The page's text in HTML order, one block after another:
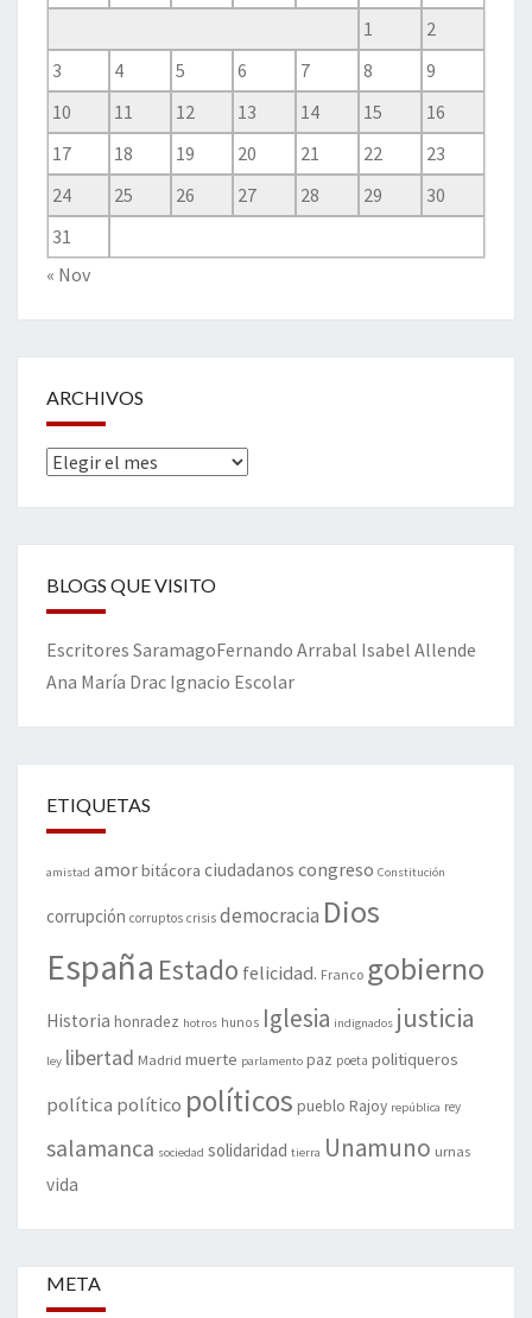
1
2
3
4 5 6 7 8
9
10
11 12 13 14 15
16
17
18 19 20 21 22
23
24
25 26 27 28 29
30
31
« Nov
ARCHIVOS
Archivos
BLOGS QUE VISITO
Escritores SaramagoFernando Arrabal Isabel Allende
Ana María Drac Ignacio Escolar
ETIQUETAS
amistad amorbitácora ciudadanos congreso Constitución
corrupción corruptos crisis democracia Dios
España Estado felicidad. Franco gobierno
Historia honradez hotros hunos Iglesia indignados justicia
ley libertad Madrid muerte parlamento paz poeta politiqueros
política político políticos pueblo Rajoy república rey
salamanca sociedad solidaridad tierra Unamuno urnas
vida
META